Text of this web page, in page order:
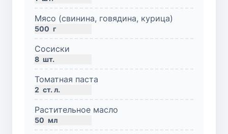
Мясо (свинина, говядина, курица)
500 г
Сосиски
8 шт.
Томатная паста
2 ст. л.
Растительное масло
50 мл